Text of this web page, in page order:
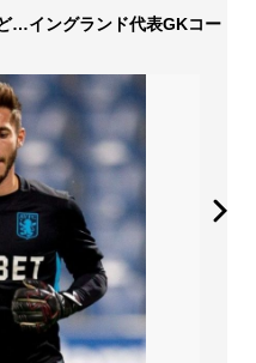
…イングランド代表GKコー